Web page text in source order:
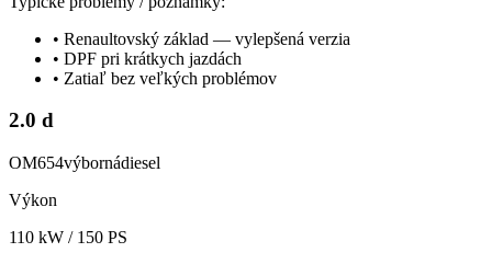
• Renaultovský základ — vylepšená verzia
• DPF pri krátkych jazdách
• Zatiaľ bez veľkých problémov
2.0 d
OM654výbornádiesel
Výkon
110 kW / 150 PS